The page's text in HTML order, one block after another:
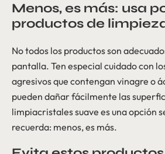
Menos, es más: usa
productos de
No todos los productos son
pantalla. Ten especial cuidado con
agresivos que contengan vinagre o
pueden dañar fácilmente las
limpiacristales suave es una opción
recuerda: menos, es más.